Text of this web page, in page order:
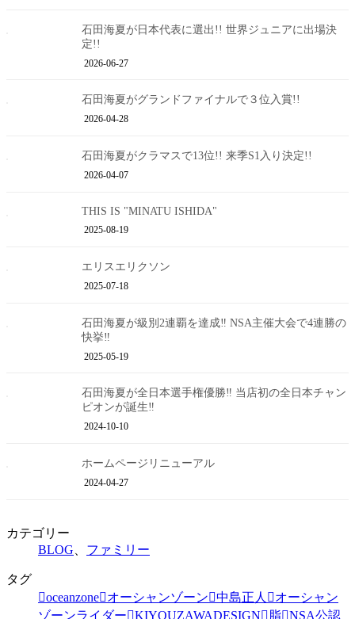
石田海夏が日本代表に選出!! 世界ジュニアに出場決
定!!
2026-06-27
石田海夏がグランドファイナルで３位入賞!!
2026-04-28
石田海夏がクラマスで13位!! 来季S1入り決定!!
2026-04-07
THIS IS "MINATU ISHIDA"
2025-08-19
エリスエリクソン
2025-07-18
石田海夏が級別2連覇を達成‼︎ NSA主催大会で4連勝の
快挙‼︎
2025-05-19
石田海夏が全日本選手権優勝‼︎ 当店初の全日本チャン
ピオンが誕生‼︎
2024-10-10
ホームページリニューアル
2024-04-27
カテゴリー
BLOG
ファミリー
タグ
oceanzone
オーシャンゾーン 中島正人
オーシャン
ゾーンライダー
KIYOUZAWADESIGN 脂 NSA公認